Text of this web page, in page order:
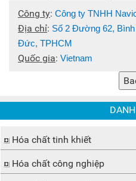
Công ty: Công ty TNHH
Địa chỉ: Số 2 Đường 62,
Đức, TPHCM
Quốc gia: Vietnam
Hóa chất tinh khiết
Hóa chất công nghiệp